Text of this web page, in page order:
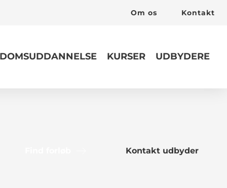
Om os Kontakt
KURSER UDBYDERE
Kontakt udbyder